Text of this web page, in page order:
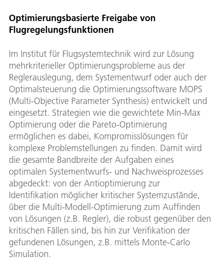
Optimierungsbasierte Freigabe von
Flugregelungsfunktionen
Im Institut für Flugsystemtechnik wird zur Lösung
mehrkriterieller Optimierungsprobleme aus der
Reglerauslegung, dem Systementwurf oder auch der
Optimalsteuerung die Optimierungssoftware MOPS
(Multi-Objective Parameter Synthesis) entwickelt und
eingesetzt. Strategien wie die gewichtete Min-Max
Optimierung oder die Pareto-Optimierung
ermöglichen es dabei, Kompromisslösungen für
komplexe Problemstellungen zu finden. Damit wird
die gesamte Bandbreite der Aufgaben eines
optimalen Systementwurfs- und Nachweisprozesses
abgedeckt: von der Antioptimierung zur
Identifikation möglicher kritischer Systemzustände,
über die Multi-Modell-Optimierung zum Auffinden
von Lösungen (z.B. Regler), die robust gegenüber den
kritischen Fällen sind, bis hin zur Verifikation der
gefundenen Lösungen, z.B. mittels Monte-Carlo
Simulation.